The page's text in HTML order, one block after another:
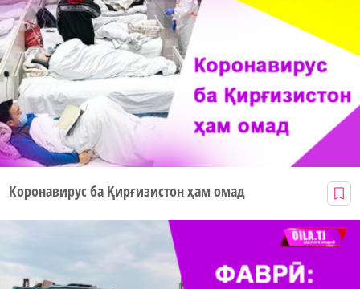
Коронавирус ба Қирғизистон ҳам омад